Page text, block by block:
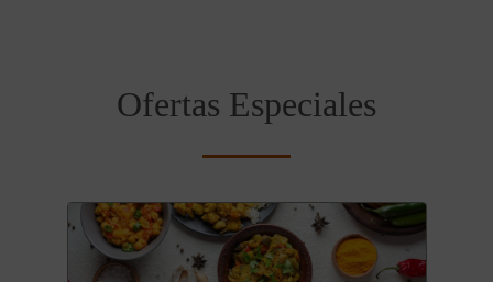
Ofertas Especiales